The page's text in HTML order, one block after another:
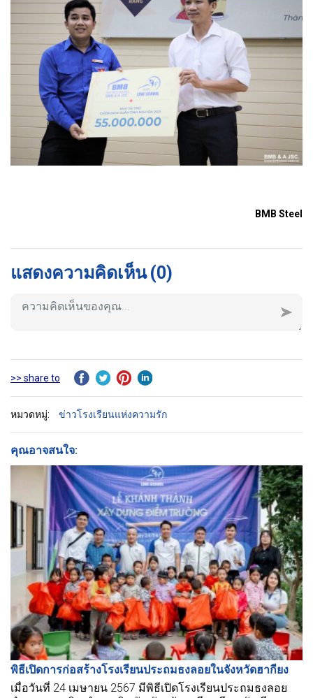
BMB Steel
แสดงความคิดเห็น (0)
>> share to
หมวดหมู่: ข่าวโรงเรียนแห่งความรัก
คุณอาจสนใจ:
พิธีเปิดการก่อสร้างโรงเรียนประถมธงลอยในจังหวัดฮากียง
เมื่อวันที่ 24 เมษายน 2567 มีพิธีเปิดโรงเรียนประถมธงลอย